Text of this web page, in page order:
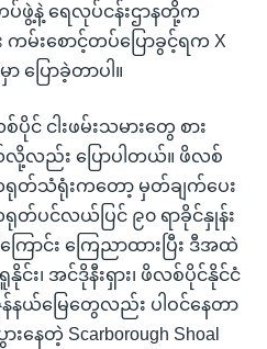
ပ်ဖွဲ့နဲ့ ရေလုပ်ငန်းဌာနတို့က
ကမ်းစောင့်တပ်ပြောခွင့်ရက X
ပြောခဲ့တာပါ။
ငါးဖမ်းသမားတွေ စား
လည်း ပြောပါတယ်။ ဖိလစ်
ရုတ်သံရုံးကတော့ မှတ်ချက်ပေး
တ်ပင်လယ်ပြင် ၉၀ ရာခိုင်နှုန်း
င်း ကြေညာထားပြီး ဒီအထဲ
င်း၊ အင်ဒိုနီးရှား၊ ဖိလစ်ပိုင်နိုင်ငံ
နယ်မြေတွေလည်း ပါဝင်နေတာ
ေတဲ့ Scarborough Shoal